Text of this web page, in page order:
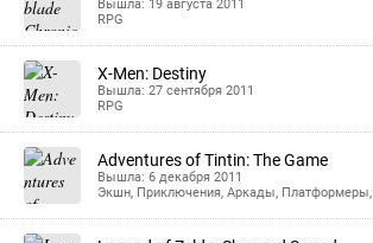
Вышла: 19 августа 2011
RPG
X-Men: Destiny
Вышла: 27 сентября 2011
RPG
Adventures of Tintin: The Game
Вышла: 6 декабря 2011
Экшн, Приключения, Аркады, Платформеры,